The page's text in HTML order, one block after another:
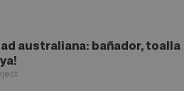
australiana: bañador, toalla